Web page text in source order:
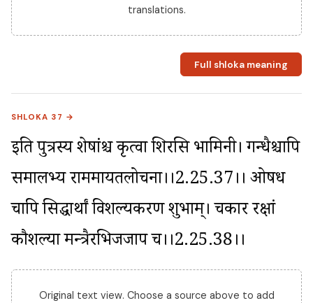
translations.
Full shloka meaning
SHLOKA 37 →
इति पुत्रस्य शेषांश्च कृत्वा शिरसि भामिनी। गन्धैश्चापि
समालभ्य राममायतलोचना।।2.25.37।। ओषधीं
चापि सिद्धार्थां विशल्यकरणीं शुभाम्। चकार रक्षां
कौशल्या मन्त्रैरभिजजाप च।।2.25.38।।
Original text view. Choose a source above to add